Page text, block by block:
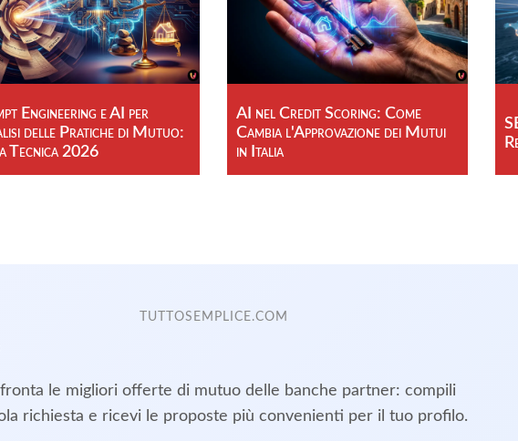
Engineering e AI per
delle Pratiche di Mutuo:
Tecnica 2026
AI nel Credit Scoring: Come
Cambia l'Approvazione dei Mutui
in Italia
TUTTOSEMPLICE.COM
le migliori offerte di mutuo delle banche partner: compili
richiesta e ricevi le proposte più convenienti per il tuo profilo.